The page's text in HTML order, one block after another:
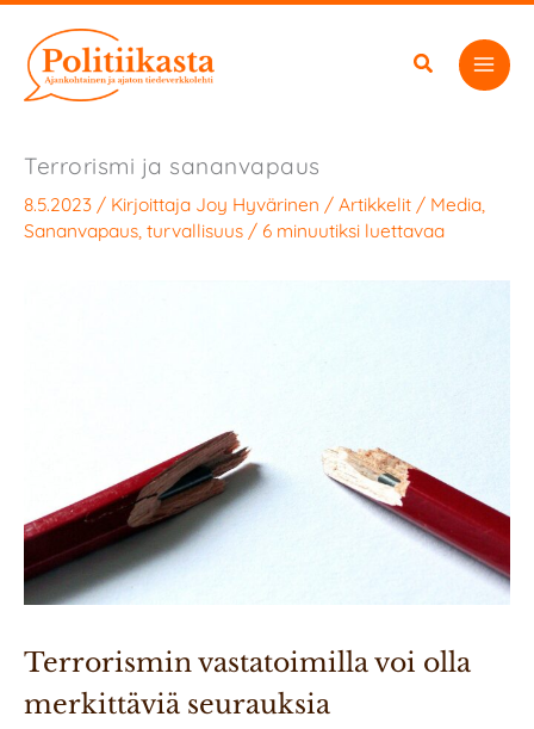
sisältöön
Terrorismi ja sananvapaus
8.5.2023 / Kirjoittaja Joy Hyvärinen / Artikkelit / Media
Sananvapaus turvallisuus / 6 minuutiksi luettavaa
Terrorismin vastatoimilla voi olla
merkittäviä seurauksia